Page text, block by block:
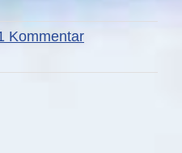
Kommentar